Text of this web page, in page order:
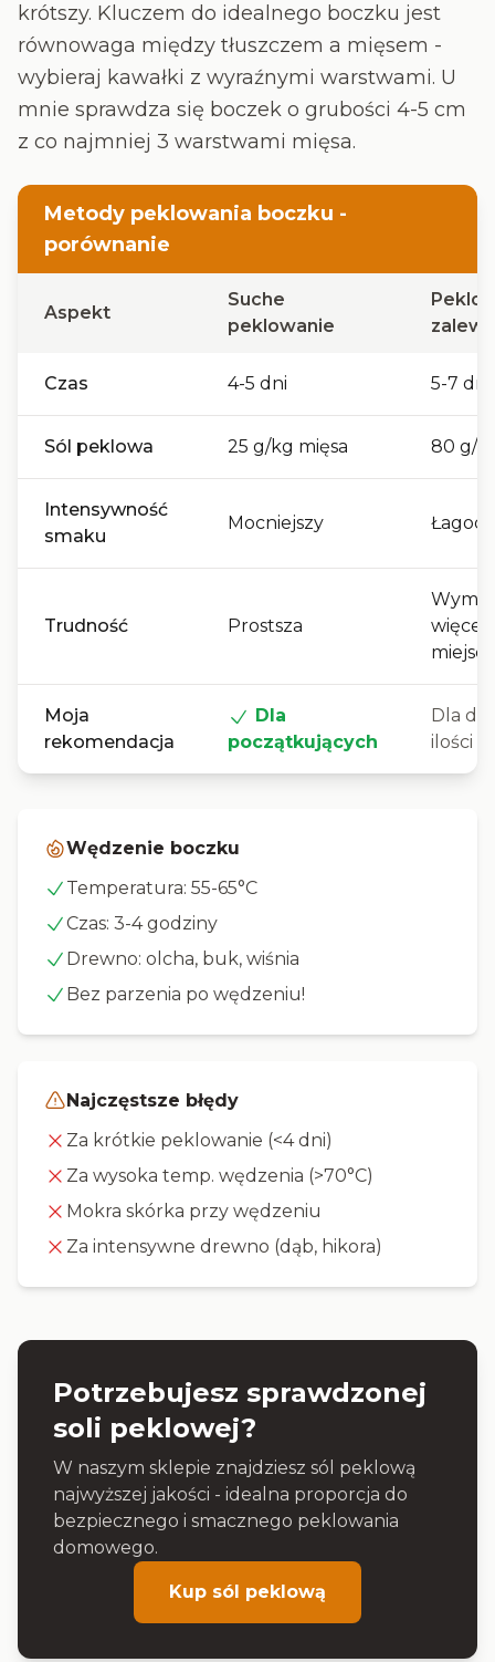
krótszy. Kluczem do idealnego boczku jest
równowaga między tłuszczem a mięsem -
wybieraj kawałki z wyraźnymi warstwami. U
mnie sprawdza się boczek o grubości 4-5 cm
z co najmniej 3 warstwami mięsa.
Metody peklowania boczku -
porównanie
Aspekt
Suche
peklowanie
Czas 4-5 dni 5-7 dni
Sól peklowa 25 g/kg mięsa 80 g/l
Intensywność
smaku
Mocniejszy
Trudność Prostsza
więcej
miejsca
Moja
rekomendacja
Dla
początkujących
Dla
ilości
Wędzenie boczku
Temperatura: 55-65°C
Czas: 3-4 godziny
Drewno: olcha, buk, wiśnia
Bez parzenia po wędzeniu!
Najczęstsze błędy
Za krótkie peklowanie (<4 dni)
Za wysoka temp. wędzenia (>70°C)
Mokra skórka przy wędzeniu
Za intensywne drewno (dąb, hikora)
Potrzebujesz sprawdzonej
soli peklowej?
W naszym sklepie znajdziesz sól peklową
najwyższej jakości - idealna proporcja do
bezpiecznego i smacznego peklowania
domowego.
Kup sól peklową